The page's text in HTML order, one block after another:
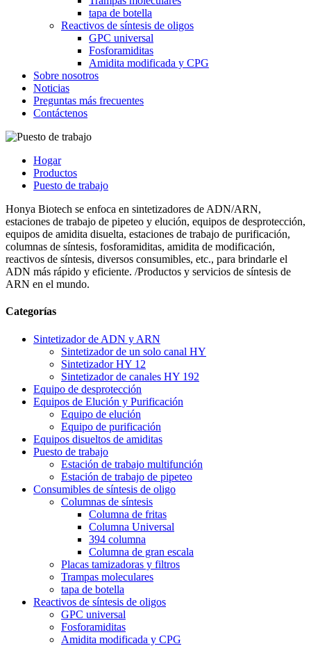
tapa de botella
Reactivos de síntesis de oligos
GPC universal
Fosforamiditas
Amidita modificada y CPG
Sobre nosotros
Noticias
Preguntas más frecuentes
Contáctenos
Hogar
Productos
Puesto de trabajo
Honya Biotech se enfoca en sintetizadores de ADN/ARN,
estaciones de trabajo de pipeteo y elución, equipos de desprotección,
equipos de amidita disuelta, estaciones de trabajo de purificación,
columnas de síntesis, fosforamiditas, amidita de modificación,
reactivos de síntesis, diversos consumibles, etc., para brindarle el
ADN más rápido y eficiente. /Productos y servicios de síntesis de
ARN en el mundo.
Categorías
Sintetizador de ADN y ARN
Sintetizador de un solo canal HY
Sintetizador HY 12
Sintetizador de canales HY 192
Equipo de desprotección
Equipos de Elución y Purificación
Equipo de elución
Equipo de purificación
Equipos disueltos de amiditas
Puesto de trabajo
Estación de trabajo multifunción
Estación de trabajo de pipeteo
Consumibles de síntesis de oligo
Columnas de síntesis
Columna de fritas
Columna Universal
394 columna
Columna de gran escala
Placas tamizadoras y filtros
Trampas moleculares
tapa de botella
Reactivos de síntesis de oligos
GPC universal
Fosforamiditas
Amidita modificada y CPG